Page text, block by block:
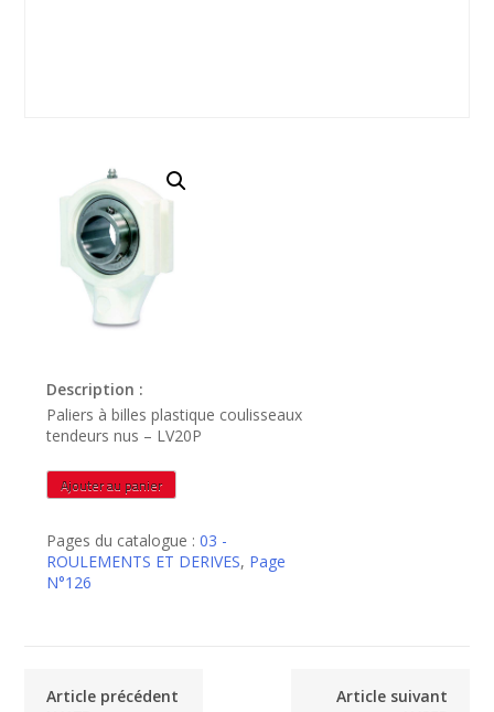
Description :
Paliers à billes plastique coulisseaux
tendeurs nus – LV20P
quantité
de
Ajouter au panier
Pages du catalogue :03 -
ROULEMENTS ET DERIVES, Page
N°126
Article précédent
Article suivant